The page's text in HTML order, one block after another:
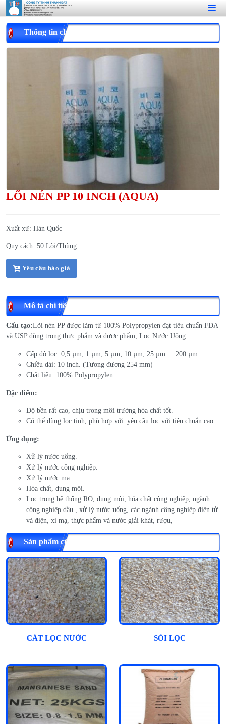
Thông tin chi tiết
LÕI NÉN PP 10 INCH (AQUA)
Xuất xứ: Hàn Quốc
Quy cách: 50 Lõi/Thùng
Yêu cầu báo giá
Mô tả chi tiết
Cấu tạo:Lõi nén PP được làm từ 100% Polypropylen đạt tiêu chuẩn FDA
và USP dùng trong thực phẩm và dược phẩm, Lọc Nước Uống.
Cấp độ lọc: 0,5 µm; 1 µm; 5 µm; 10 µm; 25 µm.... 200 µm
Chiều dài: 10 inch. (Tương đương 254 mm)
Chất liệu: 100% Polypropylen.
Đặc điểm:
Độ bền rất cao, chịu trong môi trường hóa chất tốt.
Có thể dùng lọc tinh, phù hợp với yêu cầu lọc với tiêu chuẩn cao.
Ứng dụng:
Xử lý nước uống.
Xử lý nước công nghiệp.
Xử lý nước mạ.
Hóa chất, dung môi.
Lọc trong hệ thống RO, dung môi, hóa chất công nghiệp, ngành
công nghiệp dầu , xử lý nước uống, các ngành công nghiệp điện tử
và điện, xi mạ, thực phẩm và nước giải khát, rượu,
Sản phẩm cùng loại
CÁT LỌC NƯỚC SỎI LỌC